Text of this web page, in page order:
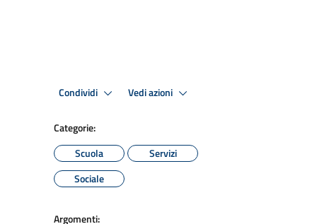
Condividi Vedi azioni
Categorie:
Scuola
Servizi
Sociale
Argomenti: